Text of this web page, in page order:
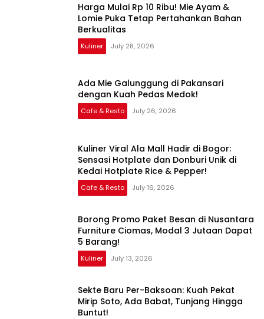
Harga Mulai Rp 10 Ribu! Mie Ayam &
Lomie Puka Tetap Pertahankan Bahan
Berkualitas
Kuliner July 28, 2026
Ada Mie Galunggung di Pakansari
dengan Kuah Pedas Medok!
Cafe & Resto July 26, 2026
Kuliner Viral Ala Mall Hadir di Bogor:
Sensasi Hotplate dan Donburi Unik di
Kedai Hotplate Rice & Pepper!
Cafe & Resto July 16, 2026
Borong Promo Paket Besan di Nusantara
Furniture Ciomas, Modal 3 Jutaan Dapat
5 Barang!
Kuliner July 13, 2026
Sekte Baru Per-Baksoan: Kuah Pekat
Mirip Soto, Ada Babat, Tunjang Hingga
Buntut!